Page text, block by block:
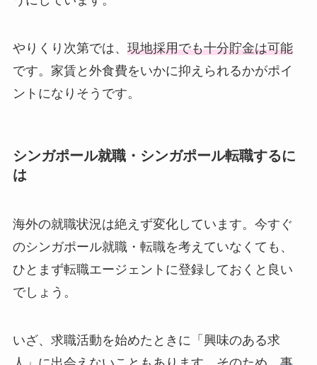
やりくり次第では、 現地採用でも十分貯金は可能
です。家賃と外食費をいかに抑えられるかがポイ
ントになりそうです。
シンガポール就職・シンガポール転職するに
は
海外の就職状況は絶えず変化しています。今すぐ
のシンガポール就職・転職を考えていなくても、
ひとまず転職エージェントに登録しておくと良い
でしょう。
いざ、求職活動を始めたときに「興味のある求